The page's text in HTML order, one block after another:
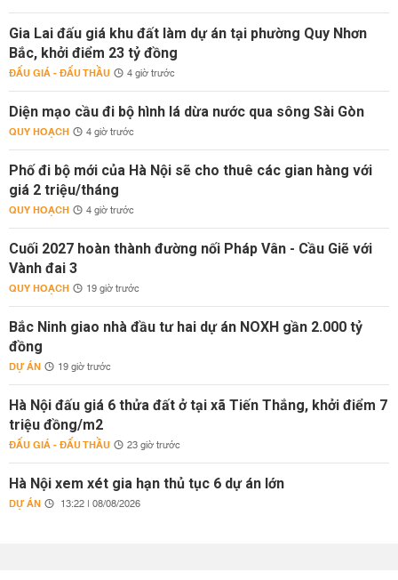
Gia Lai đấu giá khu đất làm dự án tại phường Quy Nhơn
Bắc, khởi điểm 23 tỷ đồng
ĐẤU GIÁ - ĐẤU THẦU 4 giờ trước
Diện mạo cầu đi bộ hình lá dừa nước qua sông Sài Gòn
QUY HOẠCH 4 giờ trước
Phố đi bộ mới của Hà Nội sẽ cho thuê các gian hàng với
giá 2 triệu/tháng
QUY HOẠCH 4 giờ trước
Cuối 2027 hoàn thành đường nối Pháp Vân - Cầu Giẽ với
Vành đai 3
QUY HOẠCH 19 giờ trước
Bắc Ninh giao nhà đầu tư hai dự án NOXH gần 2.000 tỷ
đồng
DỰ ÁN 19 giờ trước
Hà Nội đấu giá 6 thửa đất ở tại xã Tiến Thắng, khởi điểm 7
triệu đồng/m2
ĐẤU GIÁ - ĐẤU THẦU 23 giờ trước
Hà Nội xem xét gia hạn thủ tục 6 dự án lớn
DỰ ÁN 13:22 | 08/08/2026